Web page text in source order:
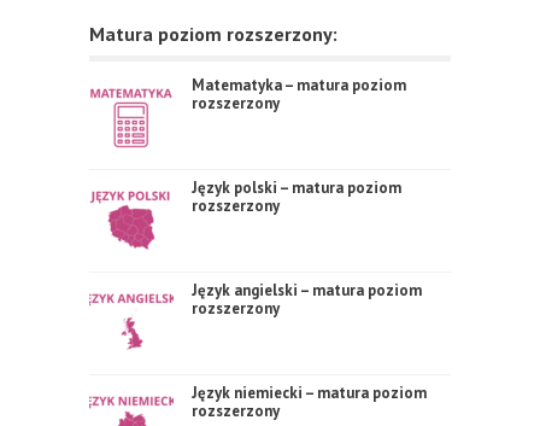
Matura poziom rozszerzony:
Matematyka – matura poziom
rozszerzony
Język polski – matura poziom
rozszerzony
Język angielski – matura poziom
rozszerzony
Język niemiecki – matura poziom
rozszerzony